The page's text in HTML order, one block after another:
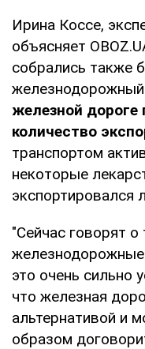
Ирина Коссе,
объясняет
собрались также
железнодорожный
железной дороге
количество
транспортом
некоторые
экспортировался
"Сейчас говорят
железнодорожные
это очень сильно
что железная
альтернативой и
образом